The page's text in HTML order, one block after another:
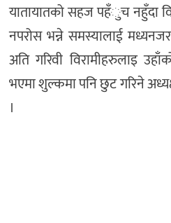
यातायातको सहज पहँुच नहुँदा
नपरोस भन्ने समस्यालाई
अति गरिवी विरामीहरुलाइ
भएमा शुल्कमा पनि छुट गरिने
।